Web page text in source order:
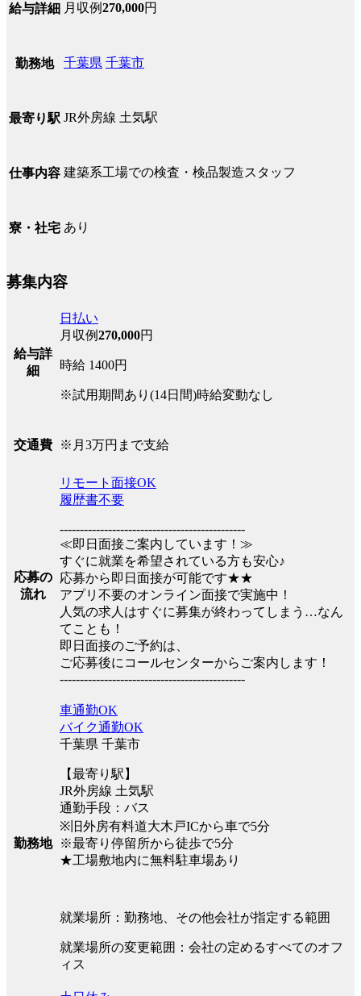
給与詳細 月収例270,000円
勤務地 千葉県 千葉市
最寄り駅 JR外房線 土気駅
仕事内容 建築系工場での検査・検品製造スタッフ
寮・社宅 あり
募集内容
給与詳
細
日払い
月収例270,000円
時給 1400円
※試用期間あり(14日間)時給変動なし
交通費 ※月3万円まで支給
応募の
流れ
リモート面接OK
履歴書不要
----------------------------------------------
≪即日面接ご案内しています！≫
すぐに就業を希望されている方も安心♪
応募から即日面接が可能です★★
アプリ不要のオンライン面接で実施中！
人気の求人はすぐに募集が終わってしまう…なん
てことも！
即日面接のご予約は、
ご応募後にコールセンターからご案内します！
----------------------------------------------
勤務地
車通勤OK
バイク通勤OK
千葉県 千葉市
【最寄り駅】
JR外房線 土気駅
通勤手段：バス
※旧外房有料道大木戸ICから車で5分
※最寄り停留所から徒歩で5分
★工場敷地内に無料駐車場あり
就業場所：勤務地、その他会社が指定する範囲
就業場所の変更範囲：会社の定めるすべてのオフ
ィス